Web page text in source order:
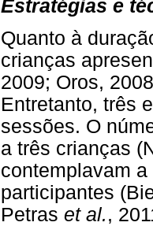
Estratégias e
Quanto à
crianças
2009; Oros,
Entretanto, três
sessões. O
a três crianças
contemplavam
participantes
Petras et al.,